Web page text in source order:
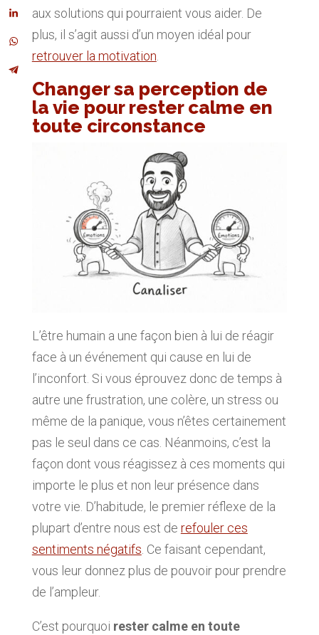
aux solutions qui pourraient vous aider. De
plus, il s’agit aussi d’un moyen idéal pour
retrouver la motivation.
Changer sa perception de
la vie pour rester calme en
toute circonstance
L’être humain a une façon bien à lui de réagir
face à un événement qui cause en lui de
l’inconfort. Si vous éprouvez donc de temps à
autre une frustration, une colère, un stress ou
même de la panique, vous n’êtes certainement
pas le seul dans ce cas. Néanmoins, c’est la
façon dont vous réagissez à ces moments qui
importe le plus et non leur présence dans
votre vie. D’habitude, le premier réflexe de la
plupart d’entre nous est de refouler ces
sentiments négatifs. Ce faisant cependant,
vous leur donnez plus de pouvoir pour prendre
de l’ampleur.
C’est pourquoi rester calme en toute